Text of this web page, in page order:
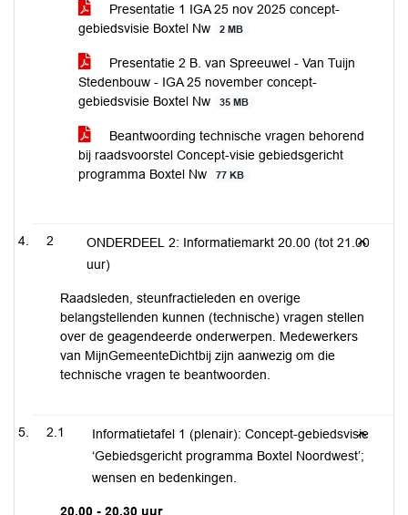
Presentatie 1 IGA 25 nov 2025 concept-
gebiedsvisie Boxtel Nw
2 MB
Presentatie 2 B. van Spreeuwel - Van Tuijn
Stedenbouw - IGA 25 november concept-
gebiedsvisie Boxtel Nw
35 MB
Beantwoording technische vragen behorend
bij raadsvoorstel Concept-visie gebiedsgericht
programma Boxtel Nw
77 KB
2
ONDERDEEL 2: Informatiemarkt 20.00 (tot 21.00
uur)
Raadsleden, steunfractieleden en overige
belangstellenden kunnen (technische) vragen stellen
over de geagendeerde onderwerpen. Medewerkers
van MijnGemeenteDichtbij zijn aanwezig om die
technische vragen te beantwoorden.
2.1
Informatietafel 1 (plenair): Concept-gebiedsvisie
‘Gebiedsgericht programma Boxtel Noordwest’;
wensen en bedenkingen.
20.00 - 20.30 uur